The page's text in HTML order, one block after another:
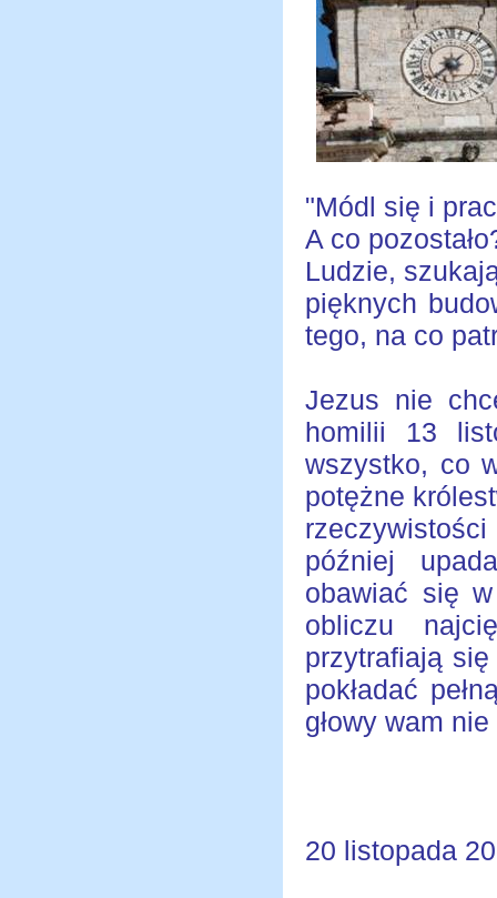
"Módl się i
A co
Ludzie,
pięknych
tego, na co
Jezus nie
homilii 13
wszystko, co
potężne
później
obawiać się
obliczu
przytrafiają
pokładać
głowy wam
20 listopada